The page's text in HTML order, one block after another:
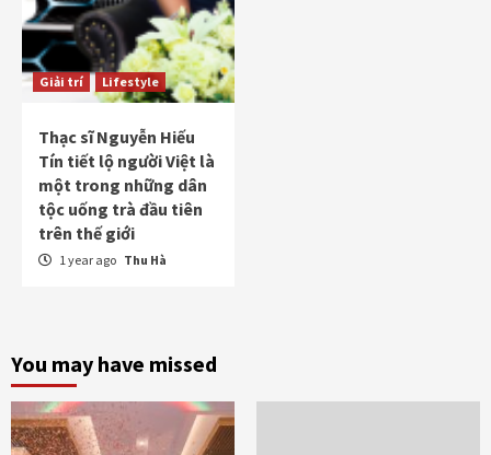
Giải trí Lifestyle
Thạc sĩ Nguyễn Hiếu
Tín tiết lộ người Việt là
một trong những dân
tộc uống trà đầu tiên
trên thế giới
1 year ago Thu Hà
You may have missed